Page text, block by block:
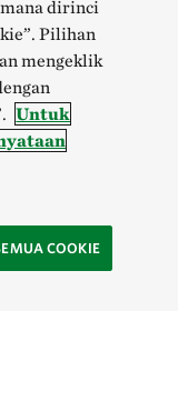
dirinci
Pilihan
mengeklik
Untuk
COOKIE